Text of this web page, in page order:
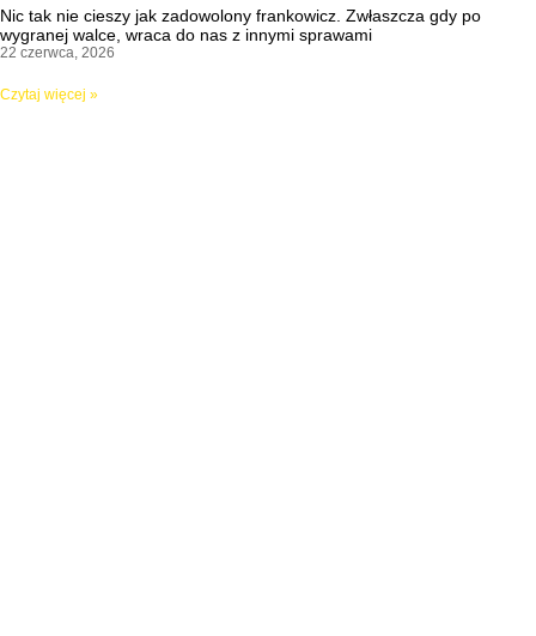
Nic tak nie cieszy jak zadowolony frankowicz. Zwłaszcza gdy po
wygranej walce, wraca do nas z innymi sprawami
22 czerwca, 2026
Czytaj więcej »